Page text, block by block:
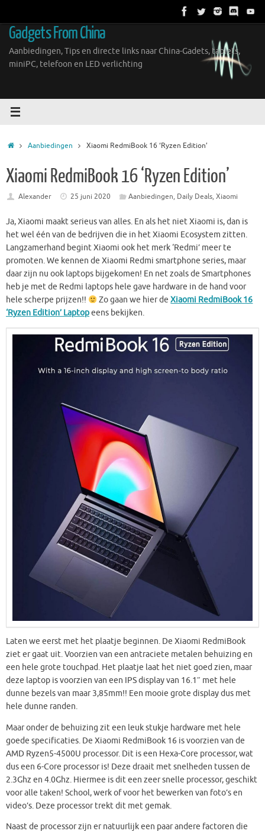
inhoud
Gadgets From China
Aanbiedingen, Tips en directe links naar China-Gadets, tablets,
miniPC, telefoon en LED verlichting
HomeAanbiedingen Xiaomi RedmiBook 16 ‘Ryzen Edition’
Xiaomi RedmiBook 16 ‘Ryzen Edition’
Alexander 25 juni 2020 Aanbiedingen, Daily Deals, Xiaomi
Ja, Xiaomi maakt serieus van alles. En als het niet Xiaomi is, dan is
het wel één van de bedrijven die in het Xiaomi Ecosystem zitten.
Langzamerhand begint Xiaomi ook het merk ‘Redmi’ meer te
promoten. We kennen de Xiaomi Redmi smartphone series, maar
daar zijn nu ook laptops bijgekomen! En net zoals de Smartphones
heb je met de Redmi laptops hele gave hardware in de hand voor
hele scherpe prijzen!!
Zo gaan we hier deXiaomi RedmiBook 16
‘Ryzen Edition’ Laptopeens bekijken.
Laten we eerst met het plaatje beginnen. De Xiaomi RedmiBook
ziet er gaat uit. Voorzien van een antraciete metalen behuizing en
een hele grote touchpad. Het plaatje laat het niet goed zien, maar
deze laptop is voorzien van een IPS display van 16.1″ met hele
dunne bezels van maar 3,85mm!! Een mooie grote display dus met
hele dunne randen.
Maar onder de behuizing zit een leuk stukje hardware met hele
goede specificaties. De Xiaomi RedmiBook 16 is voorzien van de
AMD Ryzen5-4500U processor. Dit is een Hexa-Core processor, wat
dus een 6-Core processor is! Deze draait met snelheden tussen de
2.3Ghz en 4.0Ghz. Hiermee is dit een zeer snelle processor, geschikt
voor alle taken! School, werk of voor het bewerken van foto’s en
video’s. Deze processor trekt dit met gemak.
Naast de processor zijn er natuurlijk een paar andere factoren die